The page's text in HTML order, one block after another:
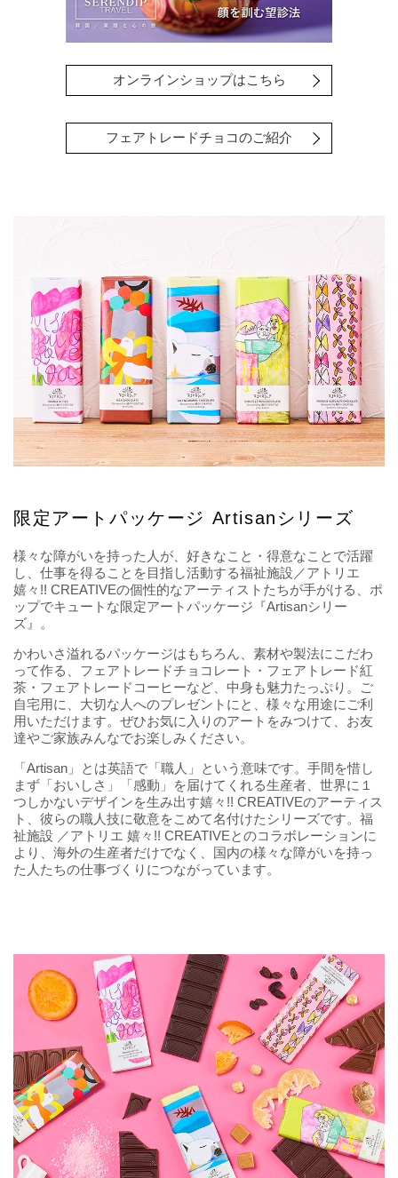
オンラインショップはこちら
フェアトレードチョコのご紹介
限定アートパッケージ Artisanシリーズ
様々な障がいを持った人が、好きなこと・得意なことで活躍
し、仕事を得ることを目指し活動する福祉施設／アトリエ
嬉々!! CREATIVEの個性的なアーティストたちが手がける、ポ
ップでキュートな限定アートパッケージ『Artisanシリー
ズ』。
かわいさ溢れるパッケージはもちろん、素材や製法にこだわ
って作る、フェアトレードチョコレート・フェアトレード紅
茶・フェアトレードコーヒーなど、中身も魅力たっぷり。ご
自宅用に、大切な人へのプレゼントにと、様々な用途にご利
用いただけます。ぜひお気に入りのアートをみつけて、お友
達やご家族みんなでお楽しみください。
「Artisan」とは英語で「職人」という意味です。手間を惜し
まず「おいしさ」「感動」を届けてくれる生産者、世界に１
つしかないデザインを生み出す嬉々!! CREATIVEのアーティス
ト、彼らの職人技に敬意をこめて名付けたシリーズです。福
祉施設 ／アトリエ 嬉々!! CREATIVEとのコラボレーションに
より、海外の生産者だけでなく、国内の様々な障がいを持っ
た人たちの仕事づくりにつながっています。